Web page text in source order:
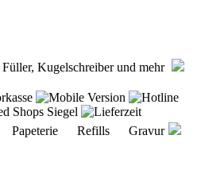
Kugelschreiber und mehr
Papeterie Refills Gravur